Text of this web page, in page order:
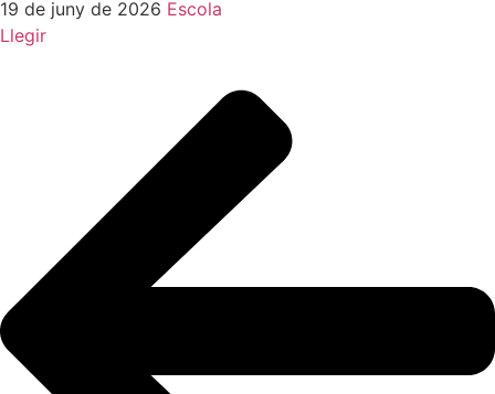
19 de juny de 2026 Escola
Llegir